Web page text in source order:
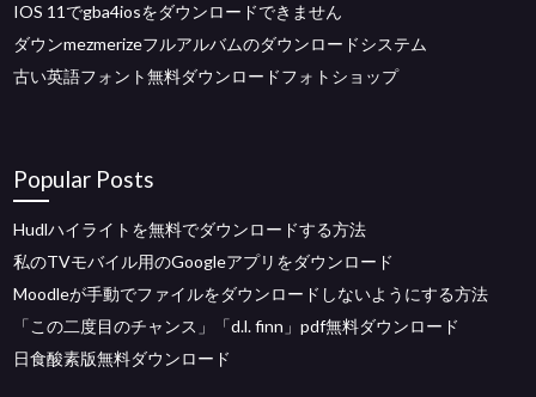
IOS 11でgba4iosをダウンロードできません
ダウンmezmerizeフルアルバムのダウンロードシステム
古い英語フォント無料ダウンロードフォトショップ
Popular Posts
Hudlハイライトを無料でダウンロードする方法
私のTVモバイル用のGoogleアプリをダウンロード
Moodleが手動でファイルをダウンロードしないようにする方法
「この二度目のチャンス」「d.l. finn」pdf無料ダウンロード
日食酸素版無料ダウンロード